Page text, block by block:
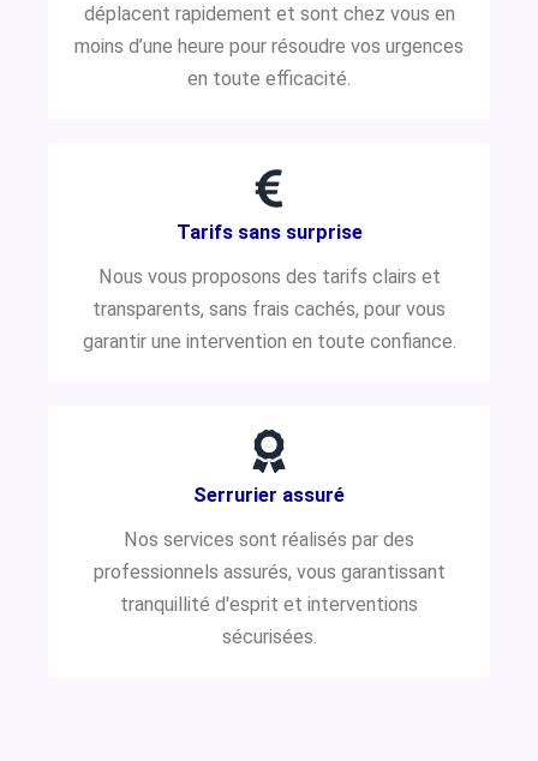
déplacent rapidement et sont chez vous en
moins d’une heure pour résoudre vos urgences
en toute efficacité.
Tarifs sans surprise
Nous vous proposons des tarifs clairs et
transparents, sans frais cachés, pour vous
garantir une intervention en toute confiance.
Serrurier assuré
Nos services sont réalisés par des
professionnels assurés, vous garantissant
tranquillité d'esprit et interventions
sécurisées.